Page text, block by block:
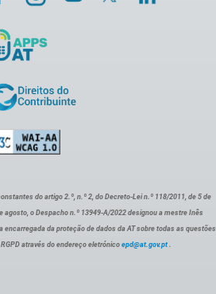
do artigo 2.º, n.º 2, do Decreto-Lei n.º 118/2011, de 5 de
agosto, o Despacho n.º 13949-A/2022 designou a mestre Inês
encarregada da proteção de dados da AT sobre todas as questões
através do endereço eletrónico epd@at.gov.pt .